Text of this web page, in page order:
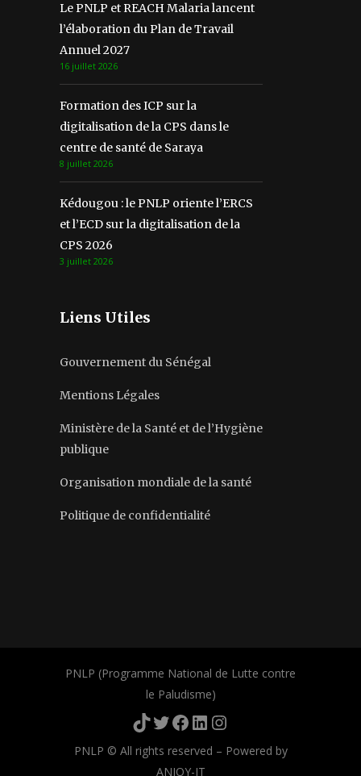
Le PNLP et REACH Malaria lancent
l’élaboration du Plan de Travail
Annuel 2027
16 juillet 2026
Formation des ICP sur la
digitalisation de la CPS dans le
centre de santé de Saraya
8 juillet 2026
Kédougou : le PNLP oriente l’ERCS
et l’ECD sur la digitalisation de la
CPS 2026
3 juillet 2026
Liens Utiles
Gouvernement du Sénégal
Mentions Légales
Ministère de la Santé et de l’Hygiène
publique
Organisation mondiale de la santé
Politique de confidentialité
PNLP (Programme National de Lutte contre
le Paludisme)
TikTok
Twitter
Facebook
LinkedIn
Instagram
PNLP © All rights reserved – Powered by
ANJOY-IT